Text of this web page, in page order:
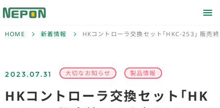
HOME 新着情報 HKコントローラ交換セット｢HKC-253｣ 販売
2023.07.31 大切なお知らせ 製品情報
HKコントローラ交換セット｢HK